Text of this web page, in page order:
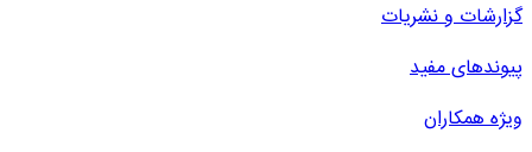
گزارشات و نشریات
پیوندهای مفید
ویژه همکاران